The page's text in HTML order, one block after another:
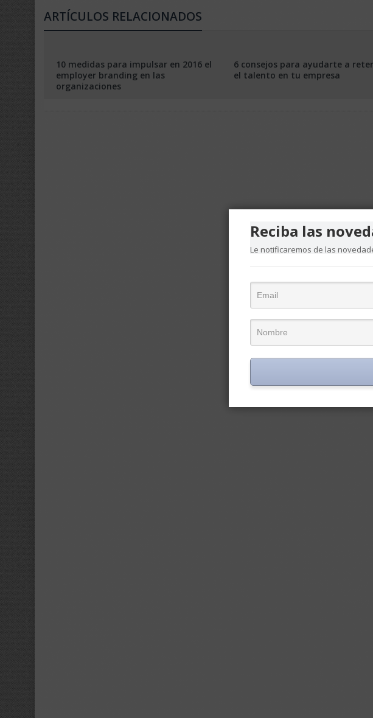
ARTÍCULOS RELACIONADOS
10 medidas para impulsar en 2016 el
employer branding en las
organizaciones
6 consejos para ayudarte a
el talento en tu empresa
Reciba las
Le notificaremos de las